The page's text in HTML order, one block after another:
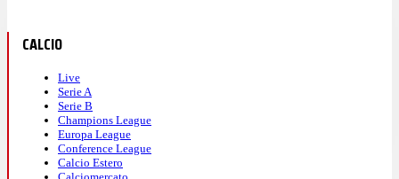
CALCIO
Live
Serie A
Serie B
Champions League
Europa League
Conference League
Calcio Estero